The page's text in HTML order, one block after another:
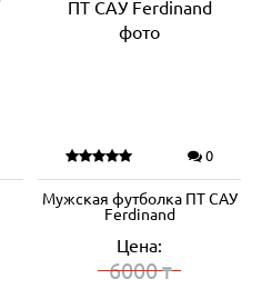
0
Мужская футболка ПТ САУ
Ferdinand
Цена:
6000₸